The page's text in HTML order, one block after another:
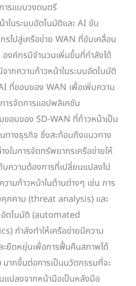
ารแบบวงดนตรี
าในระบบอัตโนมัติและ AI ขับ
รไปสู่เครือข่าย WAN ที่ขับเคลื่อน
องค์กรมีจำนวนเพิ่มขึ้นที่กำลังได้
จากความก้าวหน้าในระบบอัตโนมัติ
ที่ขอบของ WAN เพื่อเพิ่มความ
ารจัดการแอปพลิเคชัน
อบของ SD-WAN ที่ก้าวหน้าเป็น
ทางธุรกิจ ซึ่งสะท้อนถึงแนวทาง
งในการจัดทรัพยากรเครือข่ายให้
ความต้องการที่เปลี่ยนแปลงไป
ามก้าวหน้าในด้านต่างๆ เช่น การ
คุกคาม (threat analysis) และ
ตโนมัติ (automated
กำลังทำให้เครือข่ายมีความ
ยืดหยุ่นเพื่อการฟื้นคืนสภาพได้
ากขึ้นต่อการเป็นนวัตกรรมที่จะ
นแปลงจากหน้ามือเป็นหลังมือ